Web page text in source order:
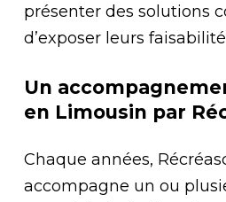
présenter des solutions
d’exposer leurs
Un
en Limousin par
Chaque années,
accompagne un ou